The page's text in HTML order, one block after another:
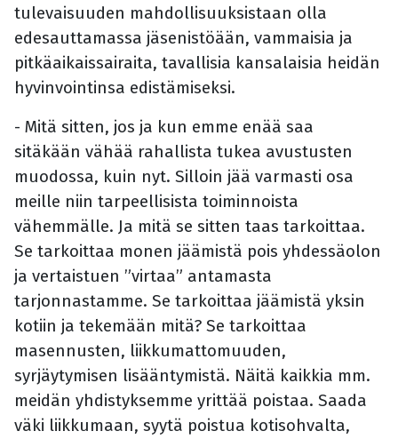
tulevaisuuden mahdollisuuksistaan olla
edesauttamassa jäsenistöään, vammaisia ja
pitkäaikaissairaita, tavallisia kansalaisia heidän
hyvinvointinsa edistämiseksi.
- Mitä sitten, jos ja kun emme enää saa
sitäkään vähää rahallista tukea avustusten
muodossa, kuin nyt. Silloin jää varmasti osa
meille niin tarpeellisista toiminnoista
vähemmälle. Ja mitä se sitten taas tarkoittaa.
Se tarkoittaa monen jäämistä pois yhdessäolon
ja vertaistuen ”virtaa” antamasta
tarjonnastamme. Se tarkoittaa jäämistä yksin
kotiin ja tekemään mitä? Se tarkoittaa
masennusten, liikkumattomuuden,
syrjäytymisen lisääntymistä. Näitä kaikkia mm.
meidän yhdistyksemme yrittää poistaa. Saada
väki liikkumaan, syytä poistua kotisohvalta,